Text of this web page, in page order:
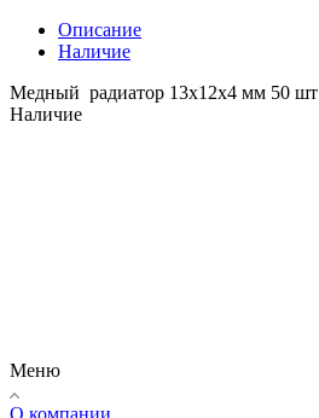
Описание
Наличие
Медный радиатор 13х12х4 мм 50 шт
Наличие
Меню
О компании